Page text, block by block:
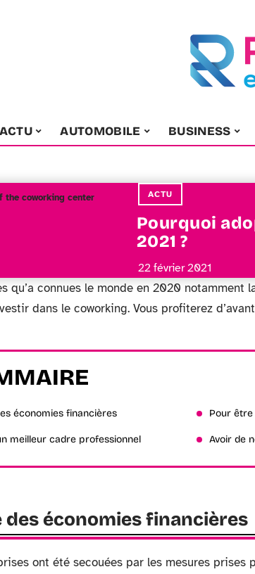
ACTU AUTOMOBILE BUSINESS
the coworking center ACTU
Pourquoi
2021 ?
22 février 2021
qu’a connues le monde en 2020 notamment
dans le coworking. Vous profiterez
économies financières
meilleur cadre professionnel
Pour
Avoir de
des économies financières
ont été secouées par les mesures prises